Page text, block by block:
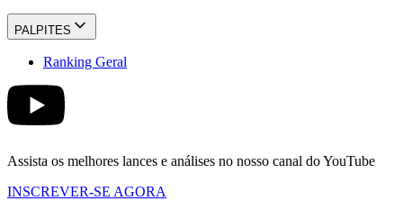
PALPITES
Ranking Geral
Assista os melhores lances e análises no nosso canal do YouTube
INSCREVER-SE AGORA